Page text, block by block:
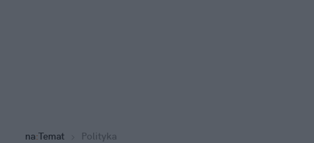
na:Temat Polityka